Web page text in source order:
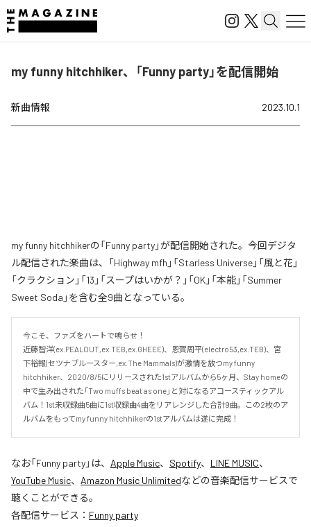
my funny hitchhiker、「Funny party」を配信開始
新曲情報 2023.10.1
my funny hitchhikerの「Funny party」が配信開始された。今回デジタ
ル配信された楽曲は、「Highway mfh」「Starless Universe」「風と花」
「クラクション」「13」「スープはいかが？」「OK」「本能」「Summer
Sweet Soda」を含む全9曲となっている。
今こそ、ファズをハートで鳴らせ！
近藤智洋(ex.PEALOUT,ex.TEB,ex.GHEEE)、恩賀周平(electro53,ex.TEB)、宮
下裕報(セツナブルースター,ex.The Mammals)が激情を放つmy funny
hitchhiker、2020/8/5にリリースされた1stアルバムから5ヶ月、Stay homeの
中で生み出された「Two muffs beat as one」と対になるアコースティックアル
バム！1st未収録曲5曲に1st収録曲4曲をリアレンジした合計9曲。この2枚のア
ルバムをもってmy funny hitchhikerの1stアルバムは遂に完成！
なお「Funny party」は、 Apple Music、 Spotify、 LINE MUSIC、
YouTube Music、 Amazon Music Unlimitedなどの音楽配信サービスで
聴くことができる。
各配信サービス： Funny party